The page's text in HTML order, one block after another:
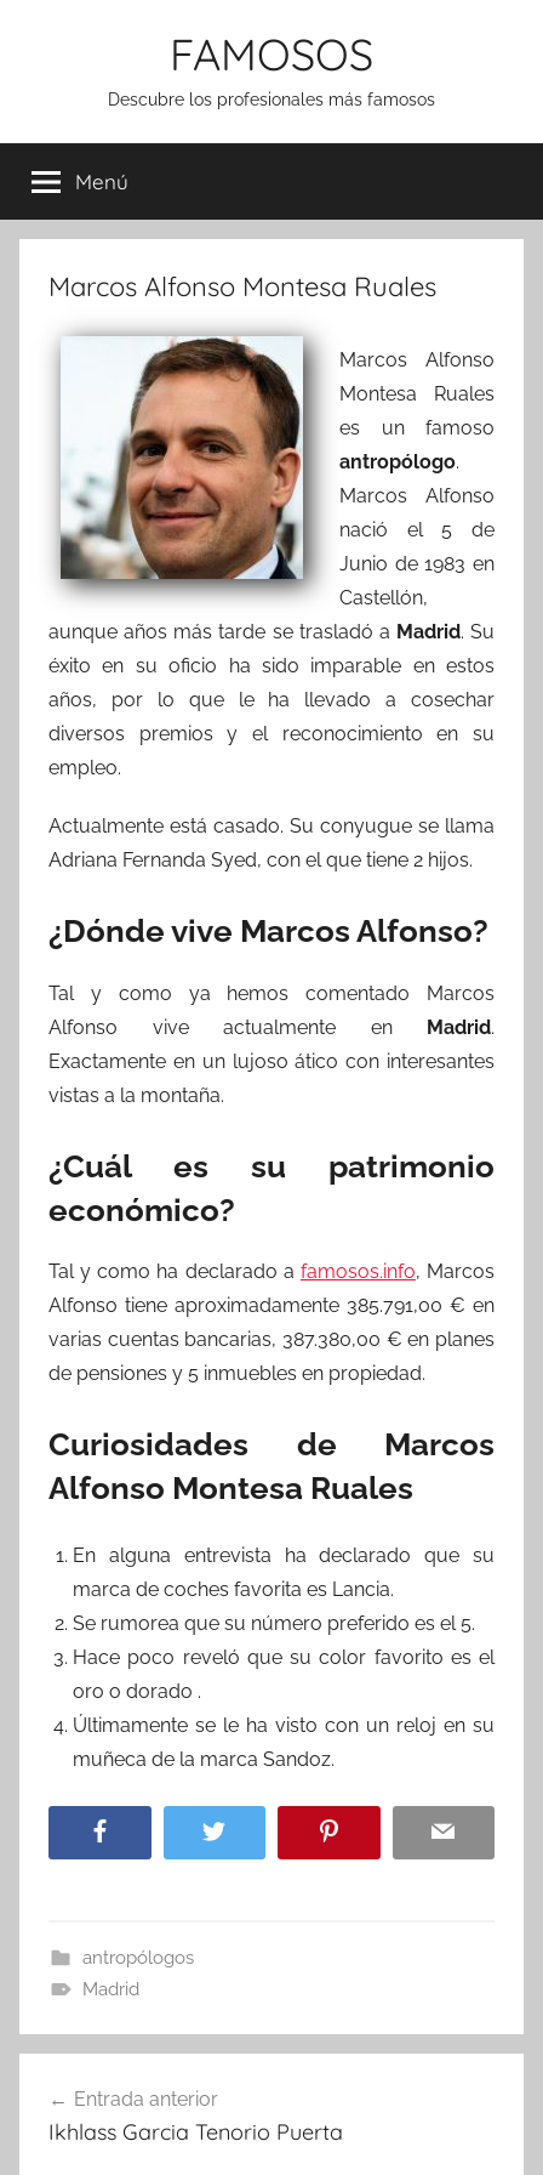
FAMOSOS
Descubre los profesionales más famosos
Menú
Marcos Alfonso Montesa Ruales
Marcos Alfonso
Montesa Ruales
es un famoso
antropólogo.
Marcos Alfonso
nació el 5 de
Junio de 1983 en
Castellón,
aunque años más tarde se trasladó a Madrid. Su
éxito en su oficio ha sido imparable en estos
años, por lo que le ha llevado a cosechar
diversos premios y el reconocimiento en su
empleo.
Actualmente está casado. Su conyugue se llama
Adriana Fernanda Syed, con el que tiene 2 hijos.
¿Dónde vive Marcos Alfonso?
Tal y como ya hemos comentado Marcos
Alfonso vive actualmente en Madrid.
Exactamente en un lujoso ático con interesantes
vistas a la montaña.
¿Cuál es su patrimonio
económico?
Tal y como ha declarado a famosos.info, Marcos
Alfonso tiene aproximadamente 385.791,00 € en
varias cuentas bancarias, 387.380,00 € en planes
de pensiones y 5 inmuebles en propiedad.
Curiosidades de Marcos
Alfonso Montesa Ruales
En alguna entrevista ha declarado que su
marca de coches favorita es Lancia.
Se rumorea que su número preferido es el 5.
Hace poco reveló que su color favorito es el
oro o dorado .
Últimamente se le ha visto con un reloj en su
muñeca de la marca Sandoz.
antropólogos
Madrid
de
Entrada anterior
Ikhlass Garcia Tenorio Puerta